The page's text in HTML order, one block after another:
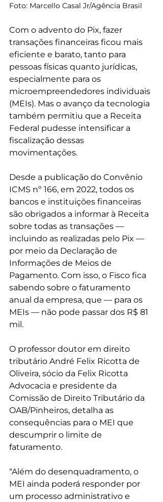
Foto: Marcello Casal Jr/Agência Brasil
Com o advento do Pix, fazer
transações financeiras ficou mais
eficiente e barato, tanto para
pessoas físicas quanto jurídicas,
especialmente para os
microempreendedores individuais
(MEIs). Mas o avanço da tecnologia
também permitiu que a Receita
Federal pudesse intensificar a
fiscalização dessas
movimentações.
Desde a publicação do Convênio
ICMS nº 166, em 2022, todos os
bancos e instituições financeiras
são obrigados a informar à Receita
sobre todas as transações —
incluindo as realizadas pelo Pix —
por meio da Declaração de
Informações de Meios de
Pagamento. Com isso, o Fisco fica
sabendo sobre o faturamento
anual da empresa, que — para os
MEIs — não pode passar dos R$ 81
mil.
O professor doutor em direito
tributário André Felix Ricotta de
Oliveira, sócio da Felix Ricotta
Advocacia e presidente da
Comissão de Direito Tributário da
OAB/Pinheiros, detalha as
consequências para o MEI que
descumprir o limite de
faturamento.
“Além do desenquadramento, o
MEI ainda poderá responder por
um processo administrativo e